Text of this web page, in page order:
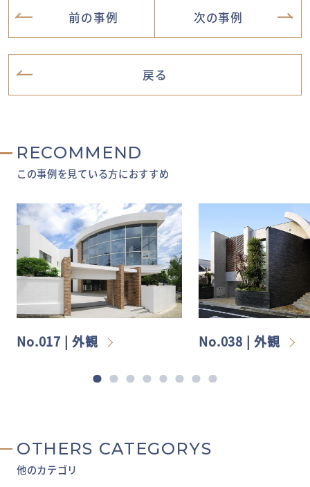
前の事例 次の事例
戻る
RECOMMEND
この事例を見ている方におすすめ
No.017 | 外観 No.038 | 外観
OTHERS CATEGORYS
他のカテゴリ